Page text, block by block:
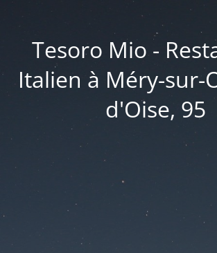
Tesoro Mio -
Italien à Méry-sur-
d'Oise, 95